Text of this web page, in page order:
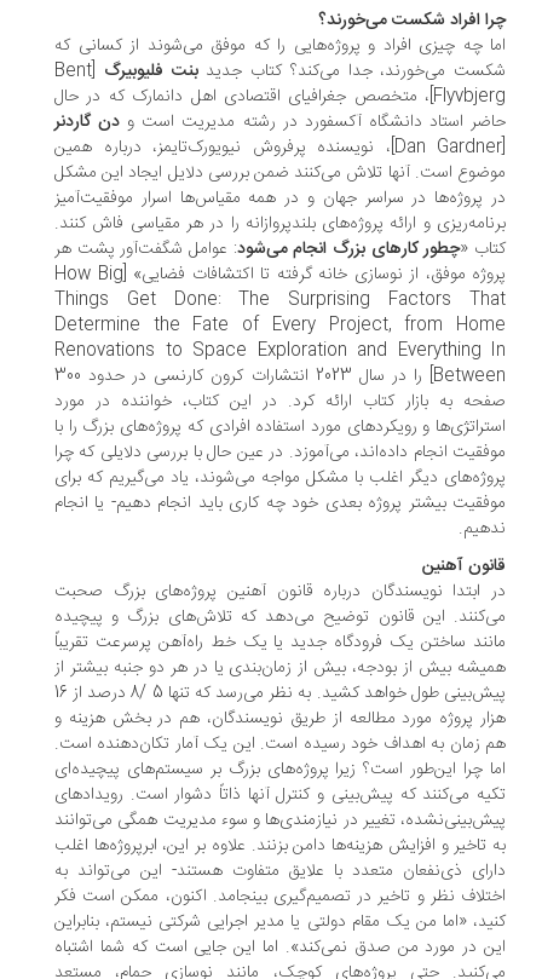
افراد شکست می‌خورند؟
چه چیزی افراد و پروژه‌هایی را که موفق می‌شوند از کسانی که
می‌خورند، جدا می‌کند؟ کتاب جدید بنت فلیوبیرگ [Bent
Flyvbjerg]، متخصص جغرافیای اقتصادی اهل دانمارک که در حال
استاد دانشگاه آکسفورد در رشته مدیریت است و دن گاردنر
[Dan Gardner]، نویسنده پرفروش نیویورک‌تایمز، درباره همین
است. آنها تلاش می‌کنند ضمن بررسی دلایل ایجاد این مشکل
پروژه‌ها در سراسر جهان و در همه مقیاس‌ها اسرار موفقیت‌آمیز
و ارائه پروژه‌های بلندپروازانه را در هر مقیاسی فاش ‌کنند.
چطور کارهای بزرگ انجام می‌شود: عوامل شگفت‌آور پشت هر
پروژه موفق، از نوسازی خانه گرفته تا اکتشافات فضایی» [How Big
Things Get Done: The Surprising Factors
Determine the Fate of Every Project, from
Renovations to Space Exploration and Everything
Between] را در سال 2023 انتشارات کرون کارنسی در حدود 300
به بازار کتاب ارائه کرد. در این کتاب، خواننده در مورد
و رویکردهای مورد استفاده افرادی که پروژه‌های بزرگ را با
انجام داده‌اند، می‌آموزد. در عین حال با بررسی دلایلی که چرا
دیگر اغلب با مشکل مواجه می‌شوند، یاد می‌گیریم که برای
بیشتر پروژه بعدی خود چه کاری باید انجام دهیم- یا انجام
آهنین
ابتدا نویسندگان درباره قانون آهنین پروژه‌های بزرگ صحبت
این قانون توضیح می‌دهد که تلاش‌های بزرگ و پیچیده
ساختن یک فرودگاه جدید یا یک خط راه‌آهن پرسرعت تقریباً
بیش از بودجه، بیش از زمان‌بندی یا در هر دو جنبه بیشتر از
پیش‌بینی طول خواهد کشید. به نظر می‌رسد که تنها 5 /8 درصد از 16
پروژه مورد مطالعه از طریق نویسندگان، هم در بخش هزینه و
‌زمان به اهداف خود رسیده است. این یک آمار تکان‌دهنده است.
چرا این‌طور است؟ زیرا پروژه‌های بزرگ بر سیستم‌های پیچیده‌ای
می‌کنند که پیش‌بینی و کنترل آنها ذاتاً دشوار است. رویدادهای
تغییر در نیازمندی‌ها و سوء مدیریت همگی می‌توانند
تاخیر و افزایش هزینه‌ها دامن بزنند. علاوه بر این، ابرپروژه‌ها اغلب
ذی‌نفعان متعدد با علایق متفاوت هستند- این می‌تواند به
نظر و تاخیر در تصمیم‌گیری بینجامد. اکنون، ممکن است فکر
«اما من یک مقام دولتی یا مدیر اجرایی شرکتی نیستم، بنابراین
در مورد من صدق نمی‌کند». اما این جایی است که شما اشتباه
حتی پروژه‌های کوچک، مانند نوسازی حمام، مستعد